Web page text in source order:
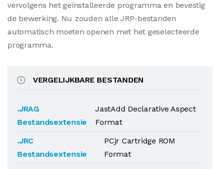
vervolgens het geïnstalleerde programma en bevestig
de bewerking. Nu zouden alle JRP-bestanden
automatisch moeten openen met het geselecteerde
programma.
VERGELIJKBARE BESTANDEN
.JRAG
Bestandsextensie
JastAdd Declarative Aspect
Format
.JRC
Bestandsextensie
PCjr Cartridge ROM
Format